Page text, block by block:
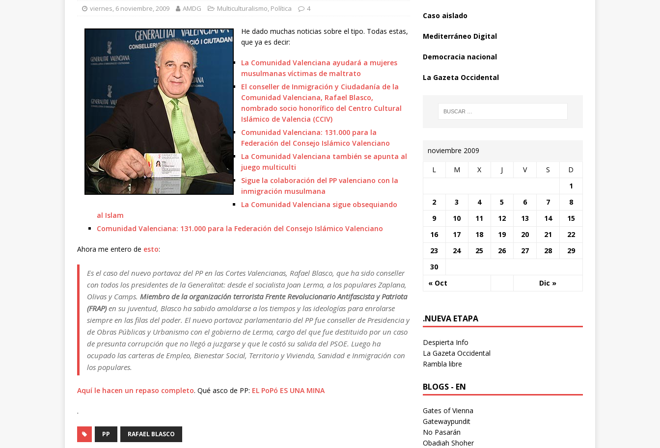
viernes, 6 noviembre, 2009 AMDG Multiculturalismo, Política 4
He dado muchas noticias sobre el tipo. Todas estas,
que ya es decir:
La Comunidad Valenciana ayudará a mujeres
musulmanas víctimas de maltrato
El conseller de Inmigración y Ciudadanía de la
Comunidad Valenciana, Rafael Blasco,
nombrado socio honorífico del Centro Cultural
Islámico de Valencia (CCIV)
Comunidad Valenciana: 131.000 para la
Federación del Consejo Islámico Valenciano
La Comunidad Valenciana también se apunta al
juego multiculti
Sigue la colaboración del PP valenciano con la
inmigración musulmana
La Comunidad Valenciana sigue obsequiando
al Islam
Comunidad Valenciana: 131.000 para la Federación del Consejo Islámico Valenciano
Ahora me entero de esto:
Es el caso del nuevo portavoz del PP en las Cortes Valencianas, Rafael Blasco, que ha sido conseller
con todos los presidentes de la Generalitat: desde el socialista Joan Lerma, a los populares Zaplana,
Olivas y Camps. Miembro de la organización terrorista Frente Revolucionario Antifascista y Patriota
(FRAP)en su juventud, Blasco ha sabido amoldarse a los tiempos y las ideologías para enrolarse
siempre en las filas del poder. El nuevo portavoz parlamentario del PP fue conseller de Presidencia y
de Obras Públicas y Urbanismo con el gobierno de Lerma, cargo del que fue destituido por un caso
de presunta corrupción que no llegó a juzgarse y que le costó su salida del PSOE. Luego ha
ocupado las carteras de Empleo, Bienestar Social, Territorio y Vivienda, Sanidad e Inmigración con
los populares.
Aquí le hacen un repaso completo. Qué asco de PP: EL PoPó ES UNA MINA
.
PP RAFAEL BLASCO
Caso aislado
Mediterráneo Digital
Democracia nacional
La Gazeta Occidental
noviembre 2009
L M X J V S D
« Oct Dic »
1
2
3 4 5 6 7
8
9
10 11 12 13 14
15
16
17 18 19 20 21
22
23
24 25 26 27 28
29
30
.NUEVA ETAPA
Despierta Info
La Gazeta Occidental
Rambla libre
BLOGS - EN
Gates of Vienna
Gatewaypundit
No Pasarán
Obadiah Shoher